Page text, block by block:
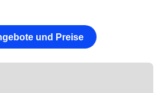
und Preise